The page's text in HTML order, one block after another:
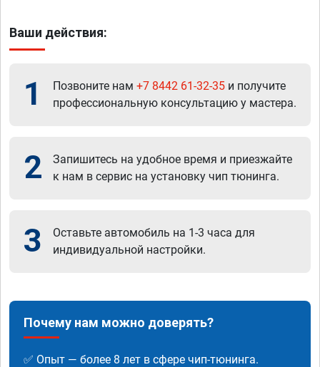
Ваши действия:
1 Позвоните нам +7 8442 61-32-35 и получите
профессиональную консультацию у мастера.
2
Запишитесь на удобное время и приезжайте
к нам в сервис на установку чип тюнинга.
3
Оставьте автомобиль на 1-3 часа для
индивидуальной настройки.
Почему нам можно доверять?
✅ Опыт — более 8 лет в сфере чип-тюнинга.